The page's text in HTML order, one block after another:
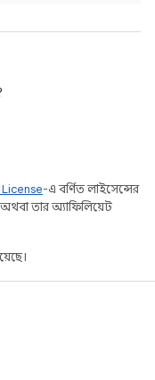
-এ বর্ণিত লাইসেন্সের
তার অ্যাফিলিয়েট